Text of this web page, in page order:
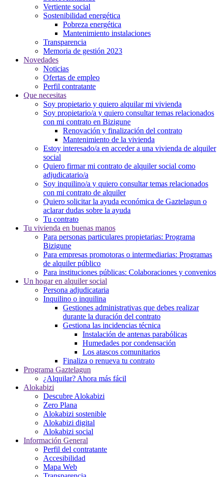
Vertiente social
Sostenibilidad energética
Pobreza energética
Mantenimiento instalaciones
Transparencia
Memoria de gestión 2023
Novedades
Noticias
Ofertas de empleo
Perfil contratante
Que necesitas
Soy propietario y quiero alquilar mi vivienda
Soy propietario/a y quiero consultar temas relacionados
con mi contrato en Bizigune
Renovación y finalización del contrato
Mantenimiento de la vivienda
Estoy interesado/a en acceder a una vivienda de alquiler
social
Quiero firmar mi contrato de alquiler social como
adjudicatario/a
Soy inquilino/a y quiero consultar temas relacionados
con mi contrato de alquiler
Quiero solicitar la ayuda económica de Gaztelagun o
aclarar dudas sobre la ayuda
Tu contrato
Tu vivienda en buenas manos
Para personas particulares propietarias: Programa
Bizigune
Para empresas promotoras o intermediarias: Programas
de alquiler público
Para instituciones públicas: Colaboraciones y convenios
Un hogar en alquiler social
Persona adjudicataria
Inquilino o inquilina
Gestiones administrativas que debes realizar
durante la duración del contrato
Gestiona las incidencias técnica
Instalación de antenas parabólicas
Humedades por condensación
Los atascos comunitarios
Finaliza o renueva tu contrato
Programa Gaztelagun
¿Alquilar? Ahora más fácil
Alokabizi
Descubre Alokabizi
Zero Plana
Alokabizi sostenible
Alokabizi digital
Alokabizi social
Información General
Perfil del contratante
Accesibilidad
Mapa Web